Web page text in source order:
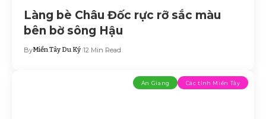
Làng bè Châu Đốc rực rỡ sắc màu
bên bờ sông Hậu
ByMiền Tây Du Ký 12 Min Read
An Giang Các tỉnh Miền Tây